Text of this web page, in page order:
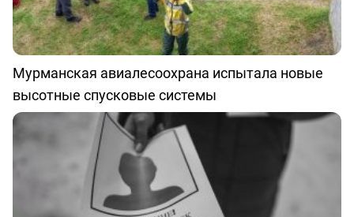
Мурманская авиалесоохрана испытала новые
высотные спусковые системы